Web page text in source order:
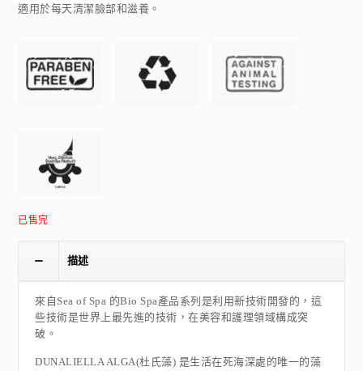
適用於每天清潔臉部和滋養。
已售完
描述
來自Sea of Spa 的Bio Spa產品系列是利用新技術開發的，這
些技術是世界上最先進的技術，在美容和護理領域構成突
破。
DUNALIELLA ALGA(杜氏藻) 是生活在死海深處的唯一的藻